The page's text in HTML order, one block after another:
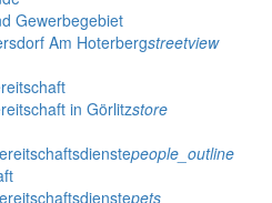
Gewerbegebiet
Am Hoterbergstreetview
in Görlitzstore
people_outline
pets